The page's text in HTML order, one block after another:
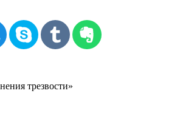
трезвости»